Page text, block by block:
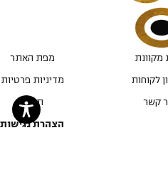
מקוונת
לקוחות
קשר
מפת האתר
מדיניות פרטיות
תקנון
הצהרת נגישות